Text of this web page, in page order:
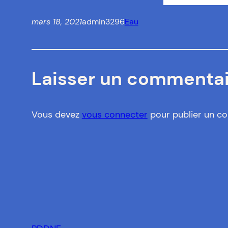
mars 18, 2021admin3296Eau
Laisser un
Vous devez vous connecter pour publier un